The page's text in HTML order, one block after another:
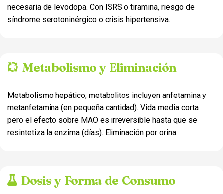
necesaria de levodopa. Con ISRS o tiramina, riesgo de
síndrome serotoninérgico o crisis hipertensiva.
Metabolismo y Eliminación
Metabolismo hepático; metabolitos incluyen anfetamina y
metanfetamina (en pequeña cantidad). Vida media corta
pero el efecto sobre MAO es irreversible hasta que se
resintetiza la enzima (días). Eliminación por orina.
Dosis y Forma de Consumo